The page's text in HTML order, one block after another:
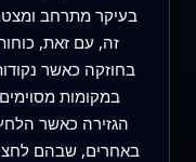
בעיקר מתרחב
זה, עם זאת,
בחוזקה כאשר
במקומות מסוימים
הגזירה כאשר
באחרים, שבהם לחצי